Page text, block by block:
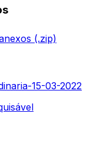
s
(.zip)
15-03-2022